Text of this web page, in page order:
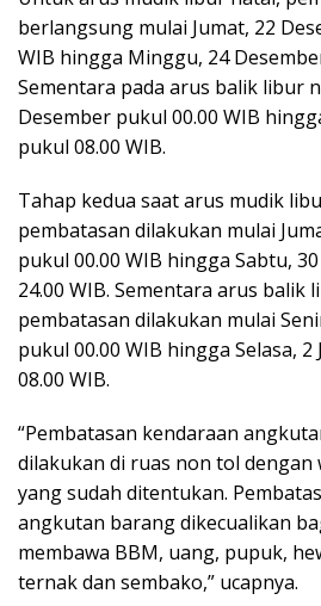
berlangsung mulai Jumat, 22
WIB hingga Minggu, 24
Sementara pada arus balik libur
Desember pukul 00.00 WIB
pukul 08.00 WIB.
Tahap kedua saat arus mudik
pembatasan dilakukan mulai
pukul 00.00 WIB hingga Sabtu,
24.00 WIB. Sementara arus balik
pembatasan dilakukan mulai
pukul 00.00 WIB hingga Selasa,
08.00 WIB.
“Pembatasan kendaraan
dilakukan di ruas non tol dengan
yang sudah ditentukan.
angkutan barang dikecualikan
membawa BBM, uang, pupuk,
ternak dan sembako,” ucapnya.